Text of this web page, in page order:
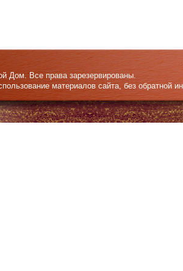
Дом. Все права зарезервированы.
материалов сайта, без обратной